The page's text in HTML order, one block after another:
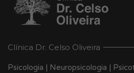
Clínica Dr. Celso Oliveira
Psicologia | Neuropsicologia |